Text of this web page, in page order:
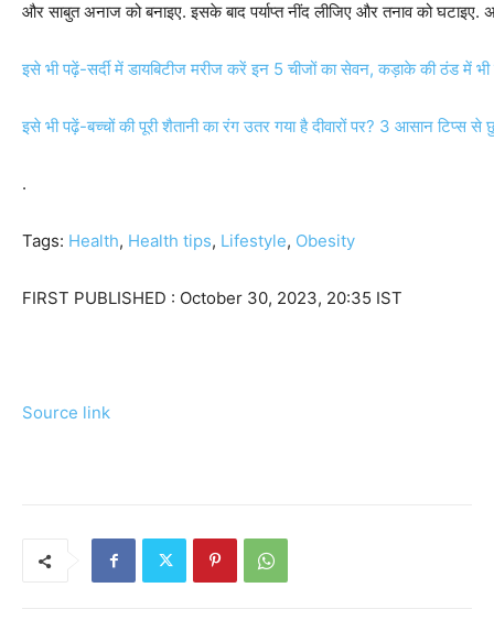
और साबुत अनाज को बनाइए. इसके बाद पर्याप्त नींद लीजिए और तनाव को घटाइए.
इसे भी पढ़ें-सर्दी में डायबिटीज मरीज करें इन 5 चीजों का सेवन, कड़ाके की ठंड में
इसे भी पढ़ें-बच्चों की पूरी शैतानी का रंग उतर गया है दीवारों पर? 3 आसान टिप्स
.
Tags: Health, Health tips, Lifestyle, Obesity
FIRST PUBLISHED : October 30, 2023, 20:35 IST
Source link